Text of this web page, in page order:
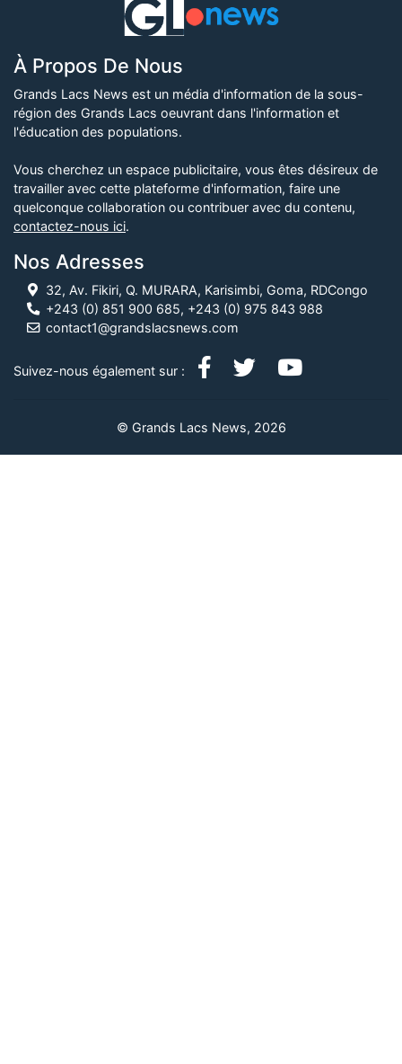
À Propos De Nous
Grands Lacs News est un média d'information de la sous-
région des Grands Lacs oeuvrant dans l'information et
l'éducation des populations.
Vous cherchez un espace publicitaire, vous êtes désireux de
travailler avec cette plateforme d'information, faire une
quelconque collaboration ou contribuer avec du contenu,
contactez-nous ici.
Nos Adresses
32, Av. Fikiri, Q. MURARA, Karisimbi, Goma, RDCongo
+243 (0) 851 900 685, +243 (0) 975 843 988
contact1@grandslacsnews.com
Suivez-nous également sur :
© Grands Lacs News, 2026